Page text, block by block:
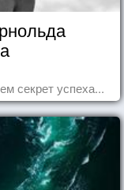
секрет успеха...